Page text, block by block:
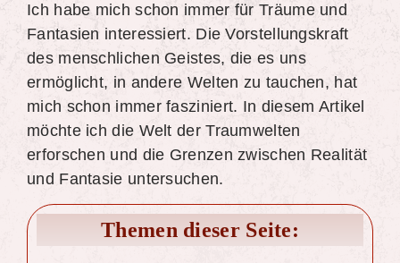
Ich habe mich schon immer für Träume und
Fantasien interessiert. Die Vorstellungskraft
des menschlichen Geistes, die es uns
ermöglicht, in andere Welten zu tauchen, hat
mich schon immer fasziniert. In diesem Artikel
möchte ich die Welt der Traumwelten
erforschen und die Grenzen zwischen Realität
und Fantasie untersuchen.
Themen dieser Seite: